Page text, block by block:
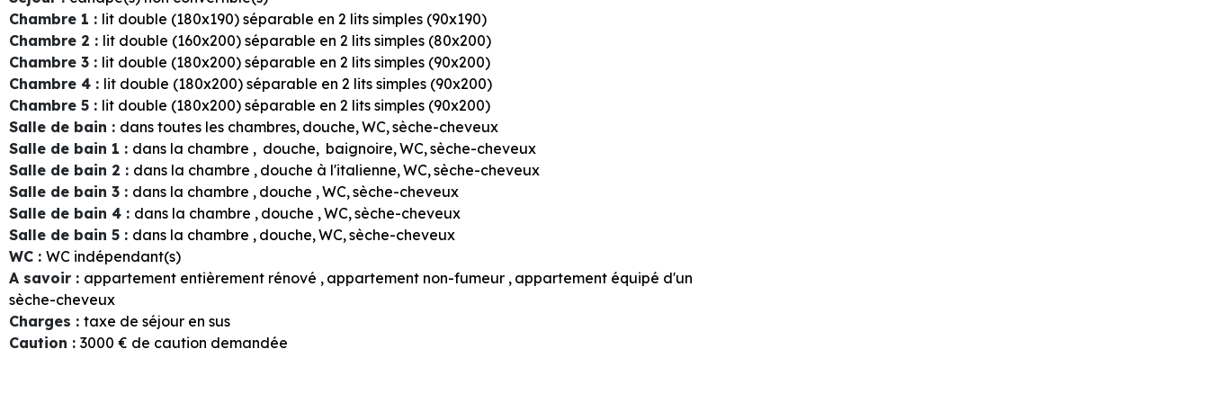
Chambre 1 : lit double (180x190) séparable en 2 lits simples (90x190)
Chambre 2 : lit double (160x200) séparable en 2 lits simples (80x200)
Chambre 3 : lit double (180x200) séparable en 2 lits simples (90x200)
Chambre 4 : lit double (180x200) séparable en 2 lits simples (90x200)
Chambre 5 : lit double (180x200) séparable en 2 lits simples (90x200)
Salle de bain : dans toutes les chambres douche WC sèche-cheveux
Salle de bain 1 : dans la chambre douche baignoire WC sèche-cheveux
Salle de bain 2 : dans la chambre douche à l'italienne WC sèche-cheveux
Salle de bain 3 : dans la chambre douche WC sèche-cheveux
Salle de bain 4 : dans la chambre douche WC sèche-cheveux
Salle de bain 5 : dans la chambre douche WC sèche-cheveux
WC : WC indépendant(s)
A savoir : appartement entièrement rénové appartement non-fumeur appartement équipé d'un
sèche-cheveux
Charges : taxe de séjour en sus
Caution : 3000 € de caution demandée